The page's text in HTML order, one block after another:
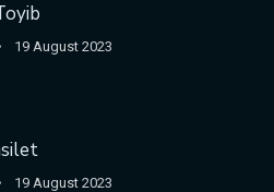
19 August 2023
19 August 2023